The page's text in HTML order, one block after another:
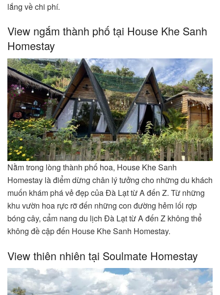
lắng về chi phí.
View ngắm thành phố tại House Khe Sanh
Homestay
Nằm trong lòng thành phố hoa, House Khe Sanh
Homestay là điểm dừng chân lý tưởng cho những du khách
muốn khám phá vẻ đẹp của Đà Lạt từ A đến Z. Từ những
khu vườn hoa rực rỡ đến những con đường hẻm lối rợp
bóng cây, cẩm nang du lịch Đà Lạt từ A đến Z không thể
không đề cập đến House Khe Sanh Homestay.
View thiên nhiên tại Soulmate Homestay